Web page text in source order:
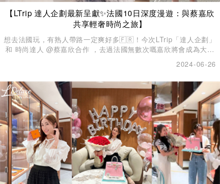
【LTrip 達人企劃最新呈獻✨法國10日深度漫遊：與蔡嘉欣
共享輕奢時尚之旅】
想去法國玩，有熟人帶路一定爽好多🇫🇷！今次LTrip「達人企劃」
和 時尚達人 @蔡嘉欣合作 ，去過法國無數次嘅嘉欣將會成為大家
大家傾吓計、分享佢嘅時尚心得及旅遊趣聞💕！2024-06-26